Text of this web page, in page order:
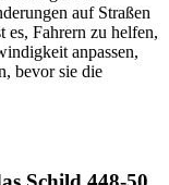
auf Straßen
es, Fahrern zu helfen,
anpassen,
bevor sie die